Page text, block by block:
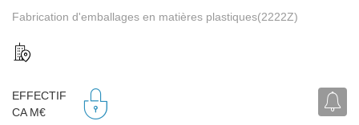
Fabrication d'emballages en matières plastiques(2222Z)
EFFECTIF
CA M€